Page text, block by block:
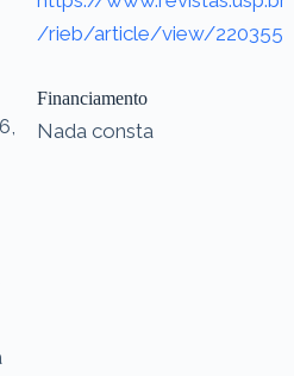
/rieb/article/view/220355
Financiamento
Nada consta